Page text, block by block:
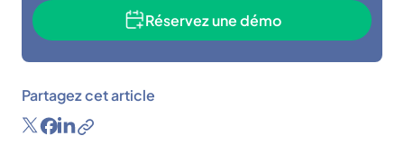
Réservez une démo
Partagez cet article